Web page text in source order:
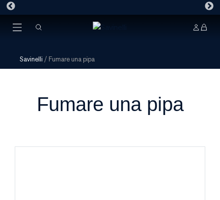
Savinelli / Fumare una pipa
Fumare una pipa